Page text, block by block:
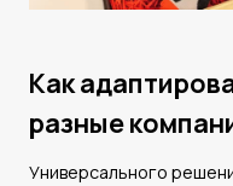
Как
разные
Универсального